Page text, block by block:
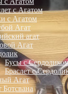
с Агатом
с Агатом
Агат
агат
Агат
Бусы с
Браслет с
Агат
Ботсвана